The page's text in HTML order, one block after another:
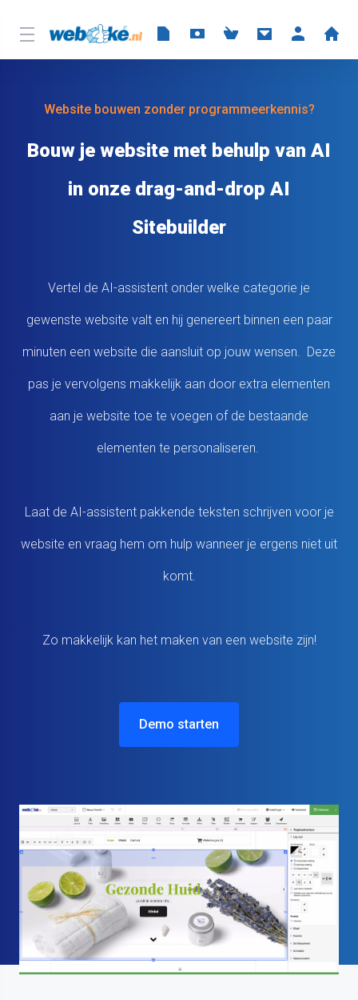
Website bouwen zonder programmeerkennis?
Bouw je website met behulp van AI
in onze drag-and-drop AI
Sitebuilder
Vertel de AI-assistent onder welke categorie je
gewenste website valt en hij genereert binnen een paar
minuten een website die aansluit op jouw wensen. Deze
pas je vervolgens makkelijk aan door extra elementen
aan je website toe te voegen of de bestaande
elementen te personaliseren.
Laat de AI-assistent pakkende teksten schrijven voor je
website en vraag hem om hulp wanneer je ergens niet uit
komt.
Zo makkelijk kan het maken van een website zijn!
Demo starten